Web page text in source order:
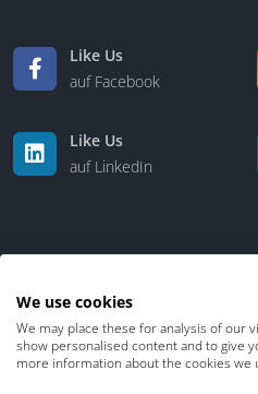
Like Us
auf Facebook
Like Us
auf LinkedIn
We use cookies
We may place these for analysis of our
show personalised content and to give
more information about the cookies we